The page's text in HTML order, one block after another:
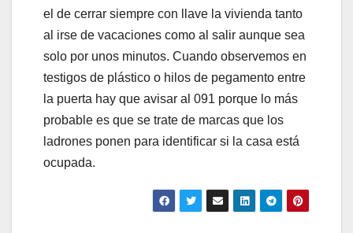
el de cerrar siempre con llave la vivienda tanto
al irse de vacaciones como al salir aunque sea
solo por unos minutos. Cuando observemos en
testigos de plástico o hilos de pegamento entre
la puerta hay que avisar al 091 porque lo más
probable es que se trate de marcas que los
ladrones ponen para identificar si la casa está
ocupada.